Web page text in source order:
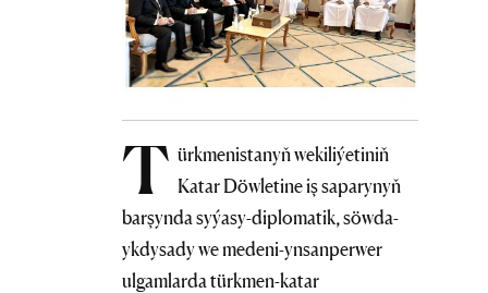
T ürkmenistanyň wekiliýetiniň
Katar Döwletine iş saparynyň
barşynda syýasy-diplomatik, söwda-
ykdysady we medeni-ynsanperwer
ulgamlarda türkmen-katar